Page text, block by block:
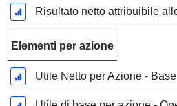
Elementi per azione
Utile Netto per Azione - Base